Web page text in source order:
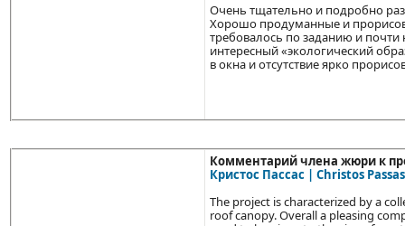
Очень тщательно и подробно
Хорошо продуманные и
требовалось по заданию и
интересный «экологический
в окна и отсутствие ярко
Комментарий члена жюри к
Кристос Пассас | Christos Passas
The project is characterized by a
roof canopy. Overall a pleasing